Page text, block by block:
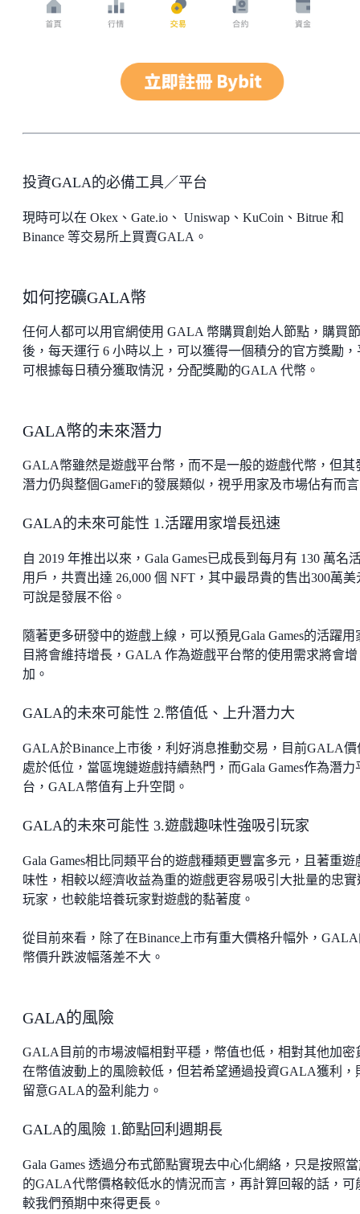
投資GALA的必備工具／平台
現時可以在 Okex、Gate.io、 Uniswap、KuCoin、Bitrue 和
Binance 等交易所上買賣GALA。
如何挖礦GALA幣
任何人都可以用官網使用 GALA 幣購買創始人節點，購買
後，每天運行 6 小時以上，可以獲得一個積分的官方獎勵，
可根據每日積分獲取情況，分配獎勵的GALA 代幣。
GALA幣的未來潛力
GALA幣雖然是遊戲平台幣，而不是一般的遊戲代幣，但其
潛力仍與整個GameFi的發展類似，視乎用家及市場佔有而
GALA的未來可能性 1.活躍用家增長迅速
自 2019 年推出以來，Gala Games已成長到每月有 130 萬名
用戶，共賣出達 26,000 個 NFT，其中最昂貴的售出300萬美
可說是發展不俗。
隨著更多研發中的遊戲上線，可以預見Gala Games的活躍用
目將會維持增長，GALA 作為遊戲平台幣的使用需求將會增
加。
GALA的未來可能性 2.幣值低、上升潛力大
GALA於Binance上市後，利好消息推動交易，目前GALA價
處於低位，當區塊鏈遊戲持續熱門，而Gala Games作為潛力
台，GALA幣值有上升空間。
GALA的未來可能性 3.遊戲趣味性強吸引玩家
Gala Games相比同類平台的遊戲種類更豐富多元，且著重遊
味性，相較以經濟收益為重的遊戲更容易吸引大批量的忠實
玩家，也較能培養玩家對遊戲的黏著度。
從目前來看，除了在Binance上市有重大價格升幅外，
幣價升跌波幅落差不大。
GALA的風險
GALA目前的市場波幅相對平穩，幣值也低，相對其他加密
在幣值波動上的風險較低，但若希望通過投資GALA獲利，
留意GALA的盈利能力。
GALA的風險 1.節點回利週期長
Gala Games 透過分布式節點實現去中心化網絡，只是按照
的GALA代幣價格較低水的情況而言，再計算回報的話，可
較我們預期中來得更長。